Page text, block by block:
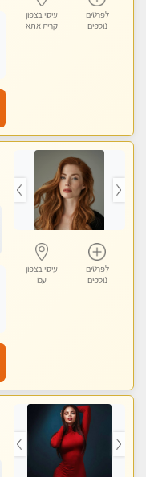
לפרטים
נוספים
עיסוי בצפון
קרית אתא
לפרטים
נוספים
עיסוי בצפון
עכו